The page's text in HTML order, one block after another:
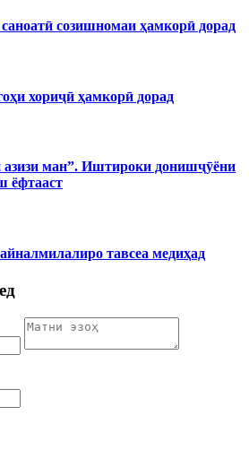
созишномаи ҳамкорӣ дорад
хориҷӣ ҳамкорӣ дорад
азизи ман”. Иштироки донишҷӯёни
ёфтааст
тавсеа медиҳад